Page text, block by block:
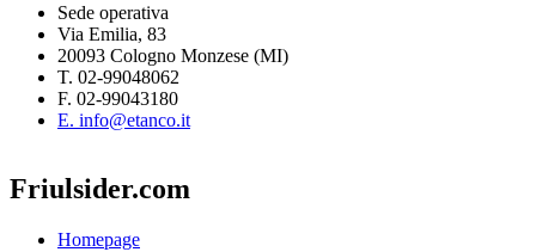
Sede operativa
Via Emilia, 83
20093 Cologno Monzese (MI)
T. 02-99048062
F. 02-99043180
E. info@etanco.it
Friulsider.com
Homepage